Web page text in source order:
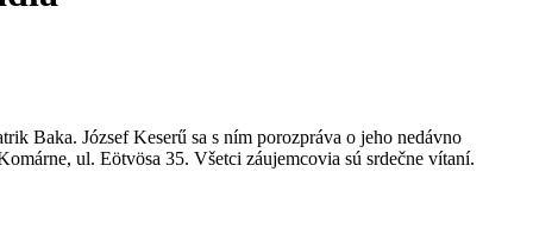
Baka. József Keserű sa s ním porozpráva o jeho nedávno
ul. Eötvösa 35. Všetci záujemcovia sú srdečne vítaní.